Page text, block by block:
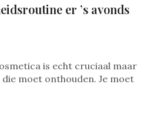
er ’s avonds
is echt cruciaal maar
moet onthouden. Je moet